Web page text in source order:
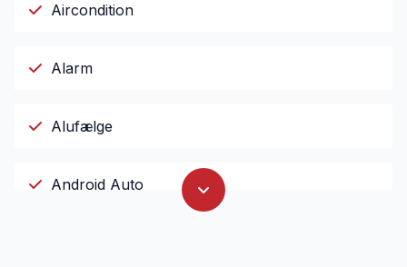
Aircondition
Alarm
Alufælge
Android Auto